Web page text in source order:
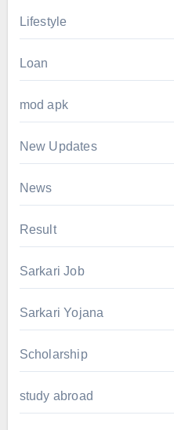
Lifestyle
Loan
mod apk
New Updates
News
Result
Sarkari Job
Sarkari Yojana
Scholarship
study abroad